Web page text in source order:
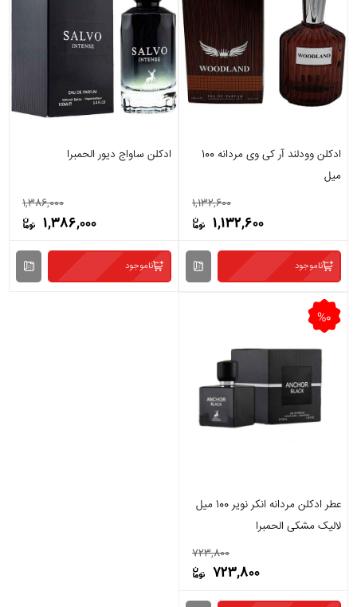
ادکلن وودلند آر کی وی مردانه 100
میل
1,132,600
1,132,600
ناموجود
ادکلن ساواج دیور الحمبرا
1,386,000
1,386,000
ناموجود
عطر ادکلن مردانه انکر نویر 100 میل
لالیک مشکی الحمبرا
723,800
%0
723,800